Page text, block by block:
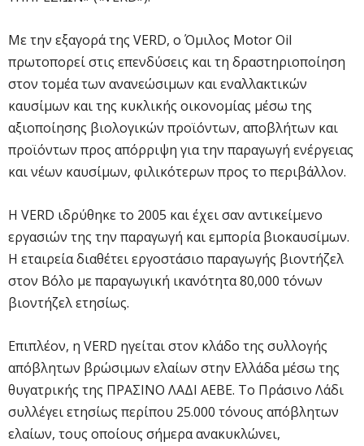
Με την εξαγορά της VERD, ο Όμιλος Motor Oil
πρωτοπορεί στις επενδύσεις και τη δραστηριοποίηση
στον τομέα των ανανεώσιμων και εναλλακτικών
καυσίμων και της κυκλικής οικονομίας μέσω της
αξιοποίησης βιολογικών προϊόντων, αποβλήτων και
προϊόντων προς απόρριψη για την παραγωγή ενέργειας
και νέων καυσίμων, φιλικότερων προς το περιβάλλον.
Η VERD ιδρύθηκε το 2005 και έχει σαν αντικείμενο
εργασιών της την παραγωγή και εμπορία βιοκαυσίμων.
H εταιρεία διαθέτει εργοστάσιο παραγωγής βιοντήζελ
στον Βόλο με παραγωγική ικανότητα 80,000 τόνων
βιοντήζελ ετησίως.
Επιπλέον, η VERD ηγείται στον κλάδο της συλλογής
απόβλητων βρώσιμων ελαίων στην Ελλάδα μέσω της
θυγατρικής της ΠΡΑΣΙΝΟ ΛΑΔΙ ΑΕΒΕ. Το Πράσινο Λάδι
συλλέγει ετησίως περίπου 25.000 τόνους απόβλητων
ελαίων, τους οποίους σήμερα ανακυκλώνει,